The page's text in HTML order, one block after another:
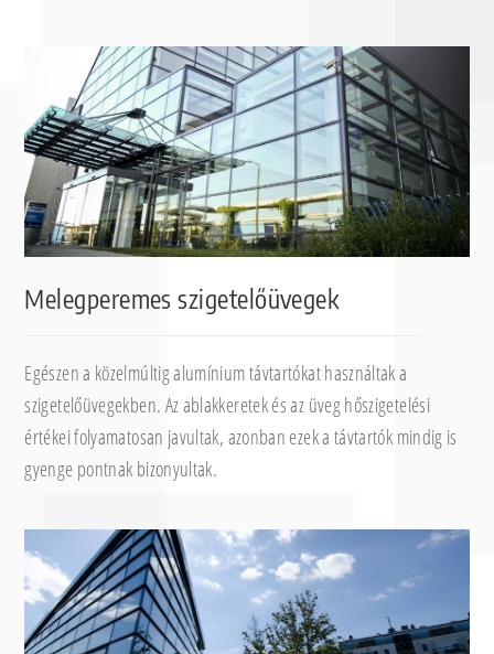
Melegperemes szigetelőüvegek
Egészen a közelmúltig alumínium távtartókat használtak a
szigetelőüvegekben. Az ablakkeretek és az üveg hőszigetelési
értékei folyamatosan javultak, azonban ezek a távtartók mindig is
gyenge pontnak bizonyultak.